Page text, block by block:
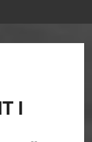
I